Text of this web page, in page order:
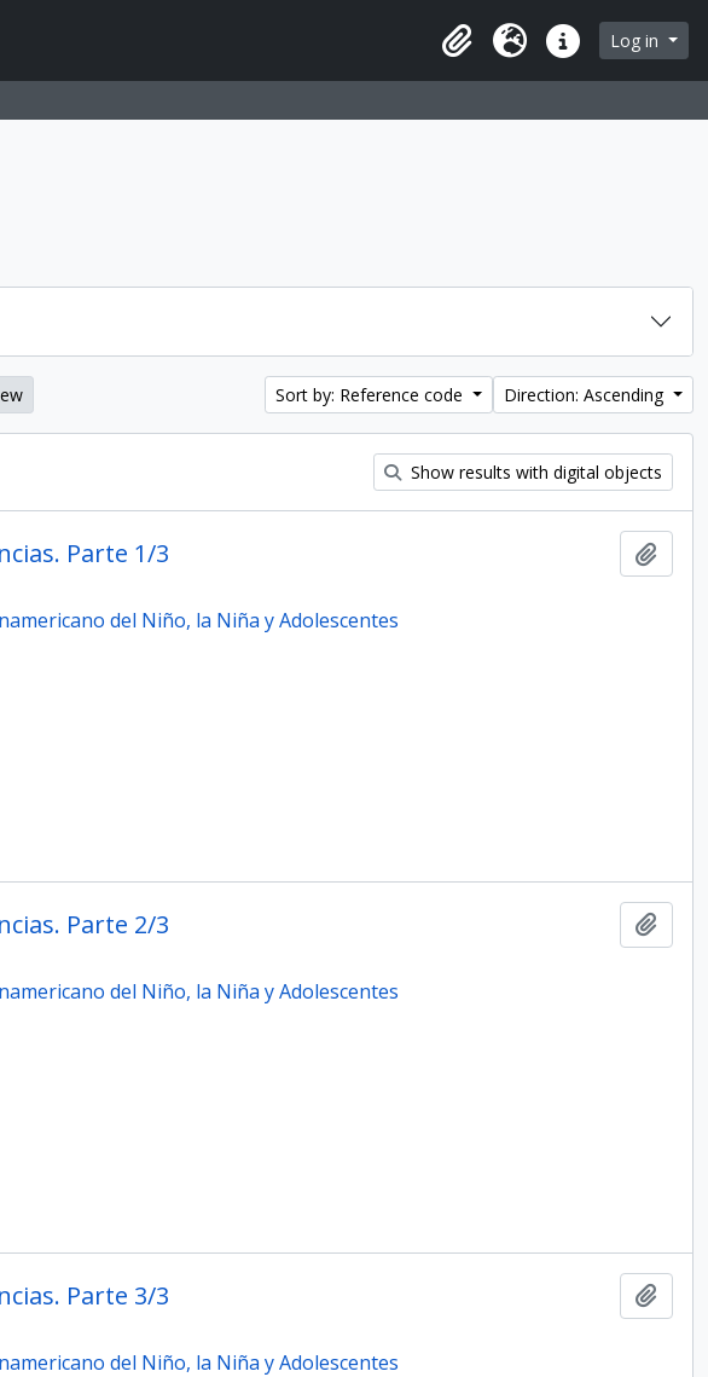
ClipboardLanguageQuick linksLog in
Sort by: Reference code Direction: Ascending
Show results with digital objects
Parte 1/3
del Niño, la Niña y Adolescentes
Parte 2/3
del Niño, la Niña y Adolescentes
Parte 3/3
del Niño, la Niña y Adolescentes